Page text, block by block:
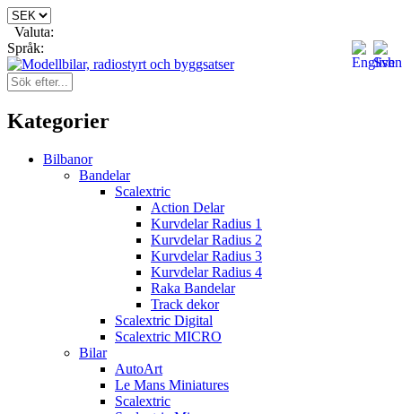
Valuta:
Språk:
Kategorier
Bilbanor
Bandelar
Scalextric
Action Delar
Kurvdelar Radius 1
Kurvdelar Radius 2
Kurvdelar Radius 3
Kurvdelar Radius 4
Raka Bandelar
Track dekor
Scalextric Digital
Scalextric MICRO
Bilar
AutoArt
Le Mans Miniatures
Scalextric